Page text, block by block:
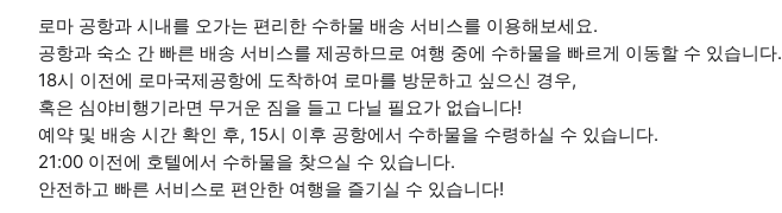
로마 공항과 시내를 오가는 편리한 수하물 배송 서비스를 이용해보세요.
공항과 숙소 간 빠른 배송 서비스를 제공하므로 여행 중에 수하물을 빠르게 이동할 수 있습니다.
18시 이전에 로마국제공항에 도착하여 로마를 방문하고 싶으신 경우,
혹은 심야비행기라면 무거운 짐을 들고 다닐 필요가 없습니다!
예약 및 배송 시간 확인 후, 15시 이후 공항에서 수하물을 수령하실 수 있습니다.
21:00 이전에 호텔에서 수하물을 찾으실 수 있습니다.
안전하고 빠른 서비스로 편안한 여행을 즐기실 수 있습니다!